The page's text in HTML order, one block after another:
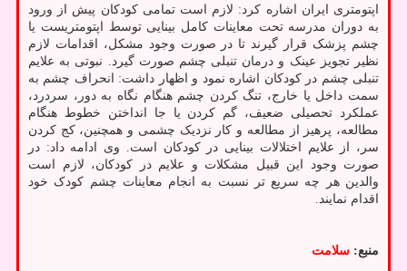
اپتومتری ایران اشاره کرد: لازم است تمامی کودکان پیش از ورود
به دوران مدرسه تحت معاینات کامل بینایی توسط اپتومتریست یا
چشم پزشک قرار گیرند تا در صورت وجود مشکل، اقدامات لازم
نظیر تجویز عینک و درمان تنبلی چشم صورت گیرد. نبوتی به علایم
تنبلی چشم در کودکان اشاره نمود و اظهار داشت: انحراف چشم به
سمت داخل یا خارج، تنگ کردن چشم هنگام نگاه به دور، سردرد،
عملکرد تحصیلی ضعیف، گم کردن یا جا انداختن خطوط هنگام
مطالعه، پرهیز از مطالعه و کار نزدیک چشمی و همچنین، کج کردن
سر، از علایم اختلالات بینایی در کودکان است. وی ادامه داد: در
صورت وجود این قبیل مشکلات و علایم در کودکان، لازم است
والدین هر چه سریع تر نسبت به انجام معاینات چشم کودک خود
اقدام نمایند.
منبع: سلامت